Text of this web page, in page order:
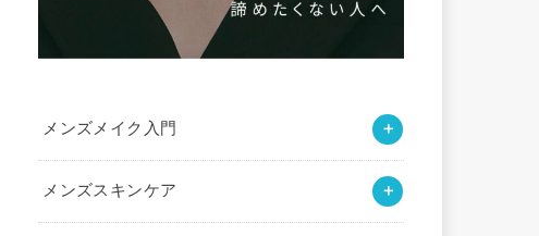
メンズメイク入門
メンズスキンケア